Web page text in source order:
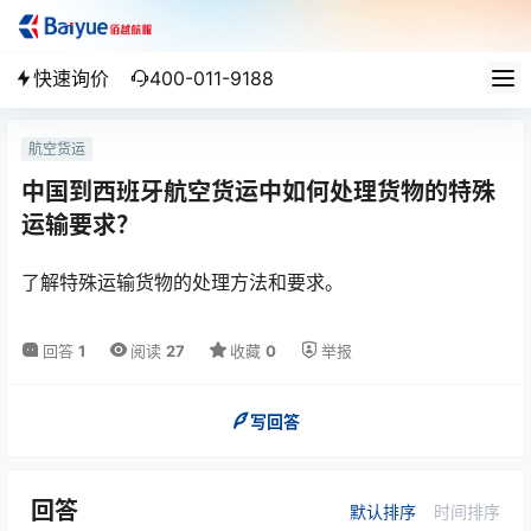
快速询价 400-011-9188
航空货运
中国到西班牙航空货运中如何处理货物的特殊
运输要求？
了解特殊运输货物的处理方法和要求。
回答 1 阅读 27 收藏 0 举报
写回答
回答 默认排序 时间排序